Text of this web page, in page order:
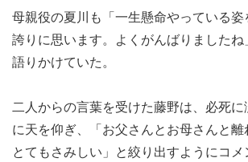
母親役の夏川も「一生懸命やっている姿
誇りに思います。よくがんばりました
語りかけていた。
二人からの言葉を受けた藤野は、必死に
に天を仰ぎ、「お父さんとお母さんと
とてもさみしい」と絞り出すようにコメ